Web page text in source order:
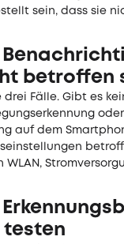
sein, dass sie
betroffen
drei Fälle. Gibt es
auf dem
WLAN,
testen